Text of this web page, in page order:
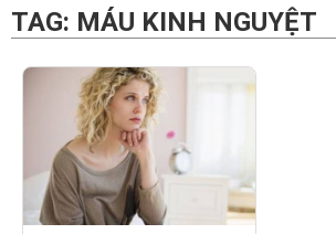
TAG: MÁU KINH NGUYỆT